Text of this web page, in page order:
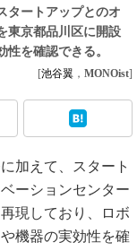
タートアップとのオ
東京都品川区に開設
を確認できる。
[池谷翼 ， MONOist]
加えて、スタート
ーションセンター
現しており、ロボ
機器の実効性を確